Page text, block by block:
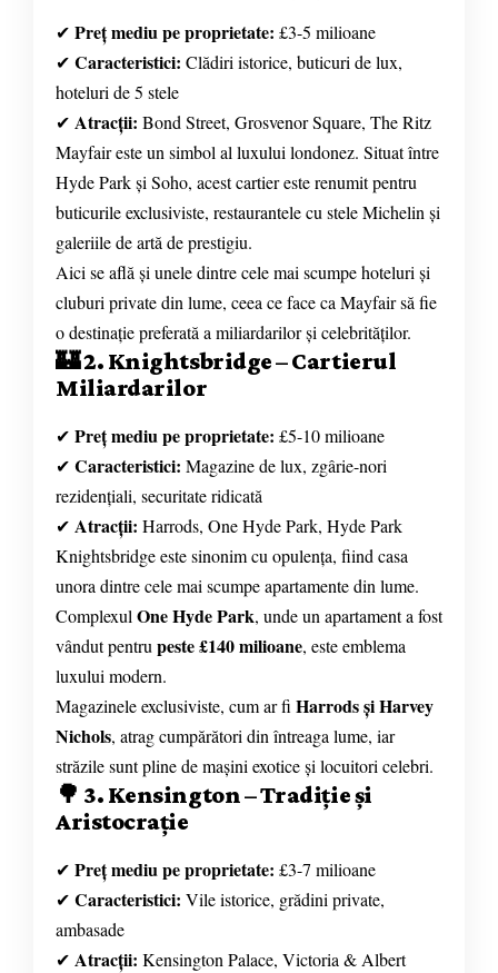
✔ Preț mediu pe proprietate: £3-5 milioane
✔ Caracteristici: Clădiri istorice, buticuri de lux,
hoteluri de 5 stele
✔ Atracții: Bond Street, Grosvenor Square, The Ritz
Mayfair este un simbol al luxului londonez. Situat între
Hyde Park și Soho, acest cartier este renumit pentru
buticurile exclusiviste, restaurantele cu stele Michelin și
galeriile de artă de prestigiu.
Aici se află și unele dintre cele mai scumpe hoteluri și
cluburi private din lume, ceea ce face ca Mayfair să fie
o destinație preferată a miliardarilor și celebrităților.
🏰 2. Knightsbridge – Cartierul
Miliardarilor
✔ Preț mediu pe proprietate: £5-10 milioane
✔ Caracteristici: Magazine de lux, zgârie-nori
rezidențiali, securitate ridicată
✔ Atracții: Harrods, One Hyde Park, Hyde Park
Knightsbridge este sinonim cu opulența, fiind casa
unora dintre cele mai scumpe apartamente din lume.
ComplexulOne Hyde Park, unde un apartament a fost
vândut pentrupeste £140 milioane, este emblema
luxului modern.
Magazinele exclusiviste, cum ar fiHarrods și Harvey
Nichols, atrag cumpărători din întreaga lume, iar
străzile sunt pline de mașini exotice și locuitori celebri.
🌳 3. Kensington – Tradiție și
Aristocrație
✔ Preț mediu pe proprietate: £3-7 milioane
✔ Caracteristici: Vile istorice, grădini private,
ambasade
✔ Atracții: Kensington Palace, Victoria & Albert